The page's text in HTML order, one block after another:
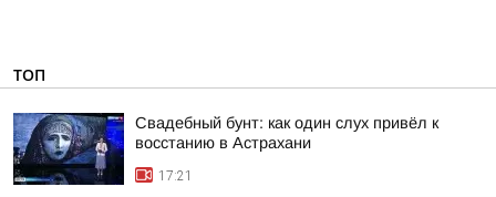
ТОП
Свадебный бунт: как один слух привёл к
восстанию в Астрахани
17:21